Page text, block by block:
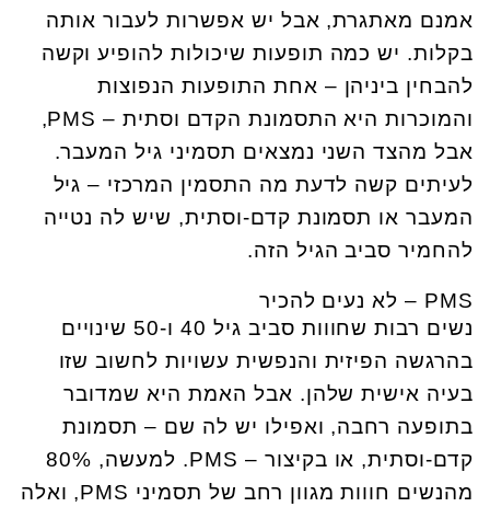
אמנם מאתגרת, אבל יש אפשרות לעבור אותה
בקלות. יש כמה תופעות שיכולות להופיע וקשה
להבחין ביניהן – אחת התופעות הנפוצות
והמוכרות היא התסמונת הקדם וסתית – PMS,
אבל מהצד השני נמצאים תסמיני גיל המעבר.
לעיתים קשה לדעת מה התסמין המרכזי – גיל
המעבר או תסמונת קדם-וסתית, שיש לה נטייה
להחמיר סביב הגיל הזה.
PMS – לא נעים להכיר
נשים רבות שחווות סביב גיל 40 ו-50 שינויים
בהרגשה הפיזית והנפשית עשויות לחשוב שזו
בעיה אישית שלהן. אבל האמת היא שמדובר
בתופעה רחבה, ואפילו יש לה שם – תסמונת
קדם-וסתית, או בקיצור – PMS. למעשה, 80%
מהנשים חווות מגוון רחב של תסמיני PMS, ואלה